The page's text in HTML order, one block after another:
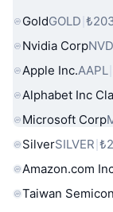
GoldGOLD
Nvidia Corp
Apple Inc.AAPL
Alphabet Inc
Microsoft Corp
SilverSILVER
Amazon.com
Taiwan